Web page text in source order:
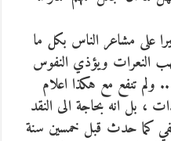
على مشاعر الناس بكل ما
النعرات ويؤذي النفوس
.. ولم تنفع مع هكذا اعلام
بل انه بحاجة الى النقد
كما حدث قبل خمسين سنة